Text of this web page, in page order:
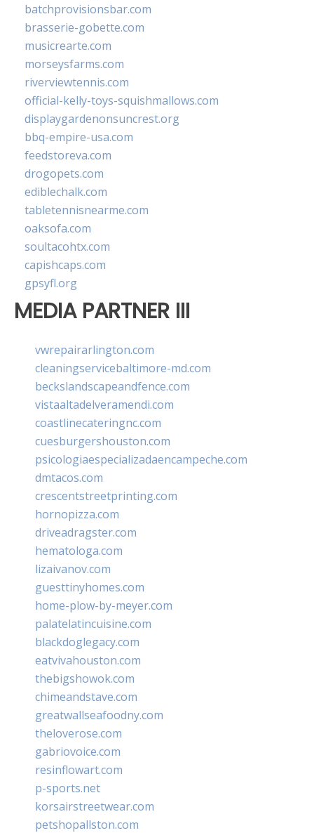
batchprovisionsbar.com
brasserie-gobette.com
musicrearte.com
morseysfarms.com
riverviewtennis.com
official-kelly-toys-squishmallows.com
displaygardenonsuncrest.org
bbq-empire-usa.com
feedstoreva.com
drogopets.com
ediblechalk.com
tabletennisnearme.com
oaksofa.com
soultacohtx.com
capishcaps.com
gpsyfl.org
MEDIA PARTNER III
vwrepairarlington.com
cleaningservicebaltimore-md.com
beckslandscapeandfence.com
vistaaltadelveramendi.com
coastlinecateringnc.com
cuesburgershouston.com
psicologiaespecializadaencampeche.com
dmtacos.com
crescentstreetprinting.com
hornopizza.com
driveadragster.com
hematologa.com
lizaivanov.com
guesttinyhomes.com
home-plow-by-meyer.com
palatelatincuisine.com
blackdoglegacy.com
eatvivahouston.com
thebigshowok.com
chimeandstave.com
greatwallseafoodny.com
theloverose.com
gabriovoice.com
resinflowart.com
p-sports.net
korsairstreetwear.com
petshopallston.com